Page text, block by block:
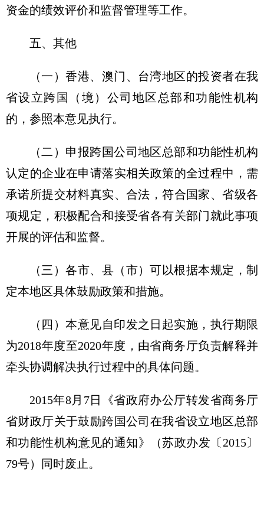
资金的绩效评价和监督管理等工作。
五、其他
（一）香港、澳门、台湾地区的投资者在我
省设立跨国（境）公司地区总部和功能性机构
的，参照本意见执行。
（二）申报跨国公司地区总部和功能性机构
认定的企业在申请落实相关政策的全过程中，需
承诺所提交材料真实、合法，符合国家、省级各
项规定，积极配合和接受省各有关部门就此事项
开展的评估和监督。
（三）各市、县（市）可以根据本规定，制
定本地区具体鼓励政策和措施。
（四）本意见自印发之日起实施，执行期限
为2018年度至2020年度，由省商务厅负责解释并
牵头协调解决执行过程中的具体问题。
2015年8月7日《省政府办公厅转发省商务厅
省财政厅关于鼓励跨国公司在我省设立地区总部
和功能性机构意见的通知》（苏政办发〔2015〕
79号）同时废止。